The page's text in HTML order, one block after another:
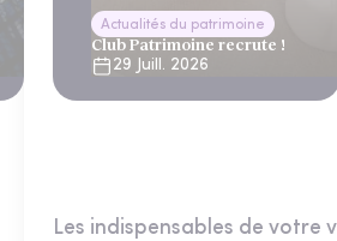
Actualités du patrimoine
Club Patrimoine recrute !
29 Juill. 2026
Les indispensables de votre